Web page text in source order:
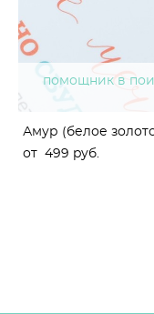
помощник в
Амур (белое
от 499 pуб.